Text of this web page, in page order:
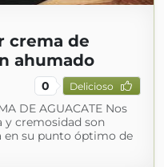
crema de
ahumado
0 Delicioso
DE AGUACATE Nos
y cremosidad son
en su punto óptimo de